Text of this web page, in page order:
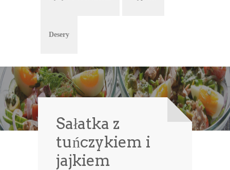
Desery
Sałatka z
tuńczykiem i
jajkiem